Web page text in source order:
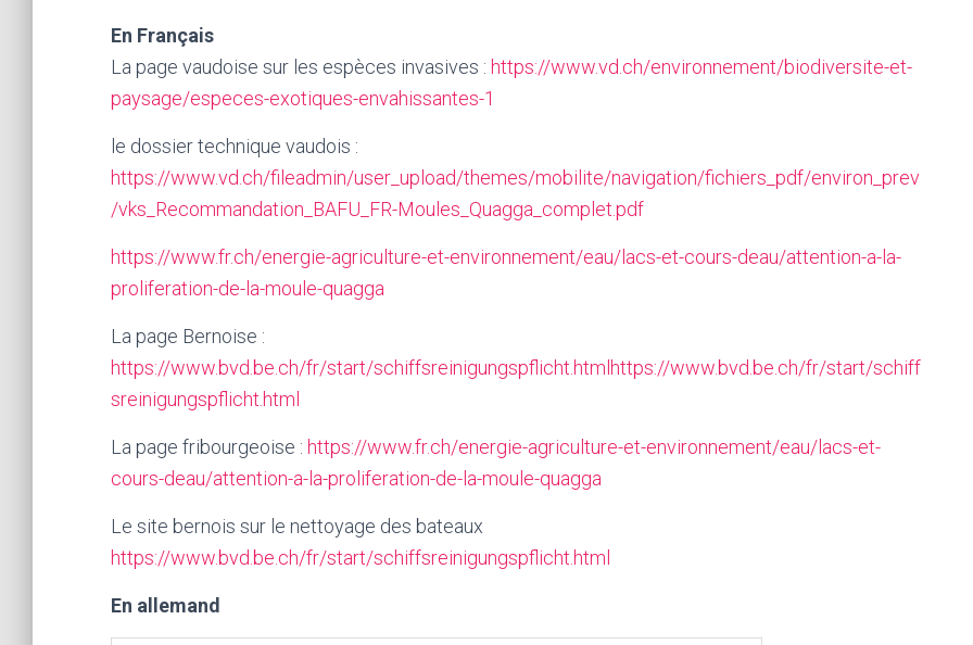
En Français
La page vaudoise sur les espèces invasives : https://www.vd.ch/environnement/biodiversite-et-
paysage/especes-exotiques-envahissantes-1
le dossier technique vaudois :
https://www.vd.ch/fileadmin/user_upload/themes/mobilite/navigation/fichiers_pdf/environ_prev
/vks_Recommandation_BAFU_FR-Moules_Quagga_complet.pdf
https://www.fr.ch/energie-agriculture-et-environnement/eau/lacs-et-cours-deau/attention-a-la-
proliferation-de-la-moule-quagga
La page Bernoise :
https://www.bvd.be.ch/fr/start/schiffsreinigungspflicht.htmlhttps://www.bvd.be.ch/fr/start/schiff
sreinigungspflicht.html
La page fribourgeoise : https://www.fr.ch/energie-agriculture-et-environnement/eau/lacs-et-
cours-deau/attention-a-la-proliferation-de-la-moule-quagga
Le site bernois sur le nettoyage des bateaux
https://www.bvd.be.ch/fr/start/schiffsreinigungspflicht.html
En allemand